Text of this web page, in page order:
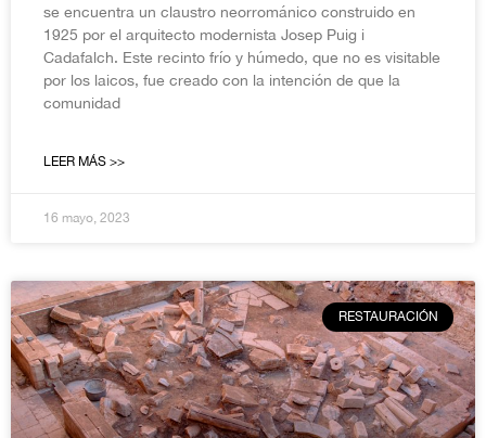
se encuentra un claustro neorrománico construido en
1925 por el arquitecto modernista Josep Puig i
Cadafalch. Este recinto frío y húmedo, que no es visitable
por los laicos, fue creado con la intención de que la
comunidad
LEER MÁS >>
16 mayo, 2023
RESTAURACIÓN